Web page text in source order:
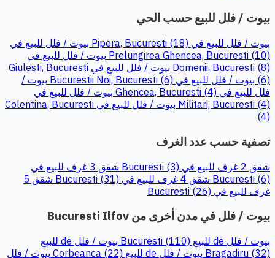
بيوت / فلل للبيع حسب الحي
بيوت / فلل للبيع في Pipera, Bucuresti (18)
بيوت / فلل للبيع في
Prelungirea Ghencea, Bucuresti (10) بيوت / فلل للبيع في
Domenii, Bucuresti (8)
بيوت / فلل للبيع في Giulesti, Bucuresti
(6) بيوت / فلل للبيع في Bucurestii Noi, Bucuresti (6)
بيوت /
فلل للبيع في Ghencea, Bucuresti (4)
بيوت / فلل للبيع في
Militari, Bucuresti (4)
بيوت / فلل للبيع في Colentina, Bucuresti
(4)
تصفية حسب عدد الغرف
شقق 2 غرف للبيع في Bucuresti (3)
شقق 3 غرف للبيع في
Bucuresti (6) شقق 4 غرف للبيع في Bucuresti (31)
شقق 5
غرف للبيع في Bucuresti (26)
بيوت / فلل في مدن أخرى من Bucuresti Ilfov
بيوت / فلل de للبيع Bucuresti (110)
بيوت / فلل de للبيع
Bragadiru (32) بيوت / فلل de للبيع Corbeanca (22)
بيوت / فلل